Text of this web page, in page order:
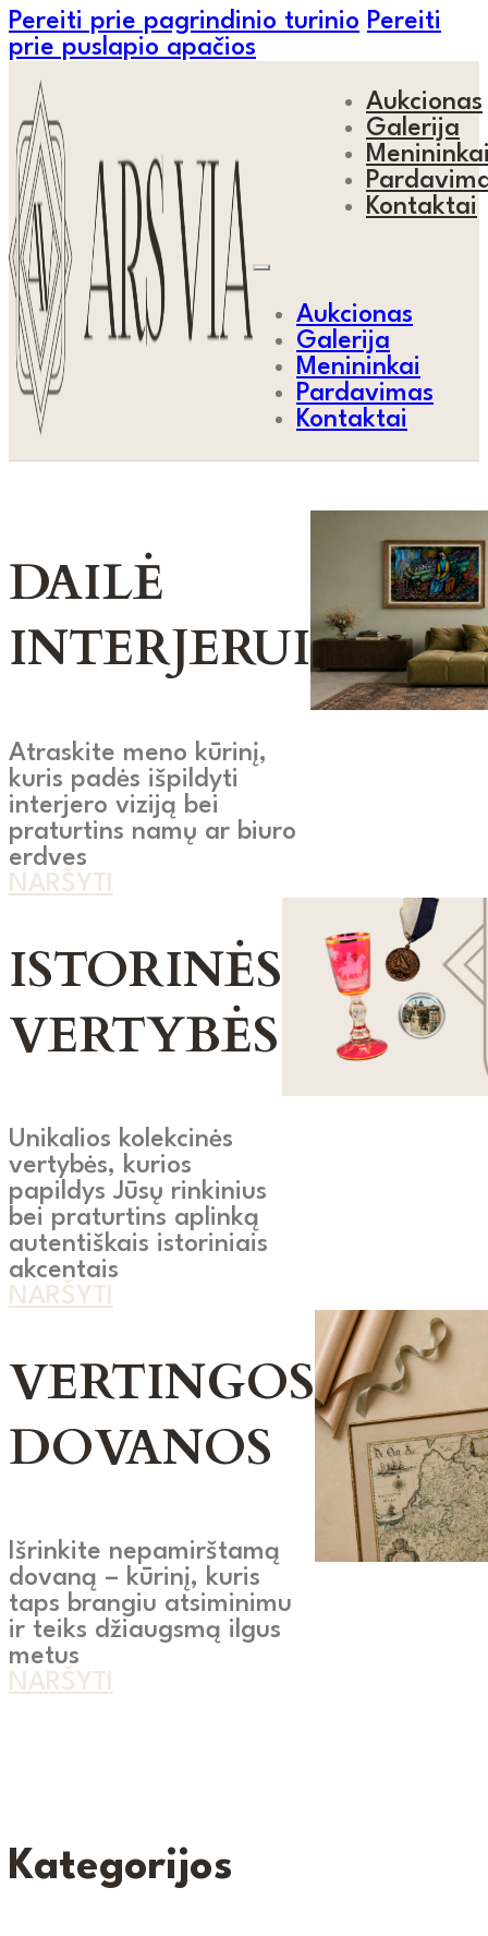
Pereiti prie pagrindinio turinio Pereiti
prie puslapio apačios
Aukcionas
Galerija
Kontaktai
Aukcionas
Galerija
Menininkai
Pardavimas
Kontaktai
DAILĖ
INTERJERUI
Atraskite meno kūrinį,
kuris padės išpildyti
interjero viziją bei
praturtins namų ar biuro
erdves
NARŠYTI
ISTORINĖS
VERTYBĖS
Unikalios kolekcinės
vertybės, kurios
papildys Jūsų rinkinius
bei praturtins aplinką
autentiškais istoriniais
akcentais
NARŠYTI
VERTINGOS
DOVANOS
Išrinkite nepamirštamą
dovaną – kūrinį, kuris
taps brangiu atsiminimu
ir teiks džiaugsmą ilgus
metus
NARŠYTI
Kategorijos